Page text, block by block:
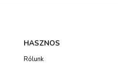
HASZNOS
Rólunk